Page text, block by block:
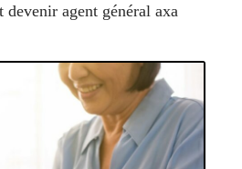
devenir agent général axa